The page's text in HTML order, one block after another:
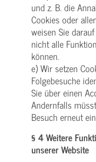
und z. B. die
Cookies oder
weisen Sie
nicht alle
können.
e) Wir setzen
Folgebesuche
Sie über einen
Andernfalls
Besuch erneut
§ 4 Weitere
unserer Website